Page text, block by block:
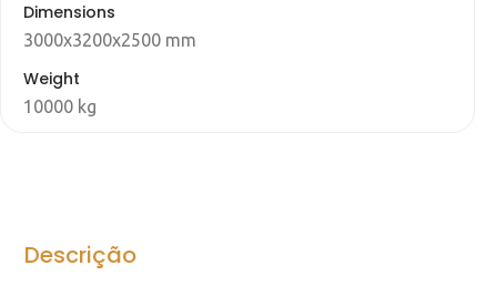
Dimensions
3000x3200x2500 mm
Weight
10000 kg
Descrição